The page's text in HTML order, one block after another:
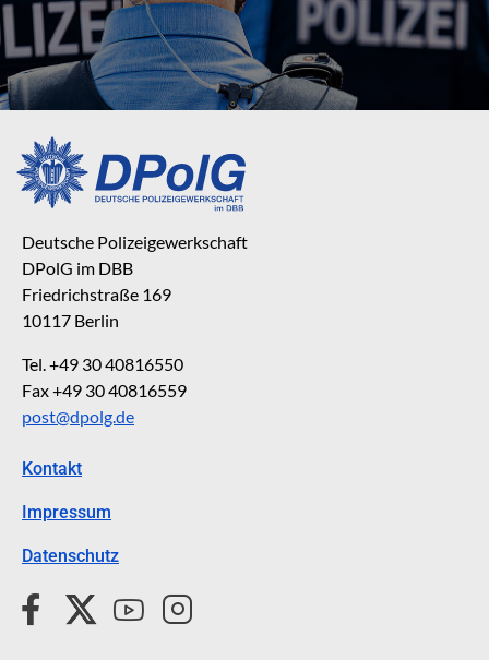
Deutsche Polizeigewerkschaft
DPolG im DBB
Friedrichstraße 169
10117 Berlin
Tel. +49 30 40816550
Fax +49 30 40816559
post@dpolg.de
Kontakt
Impressum
Datenschutz